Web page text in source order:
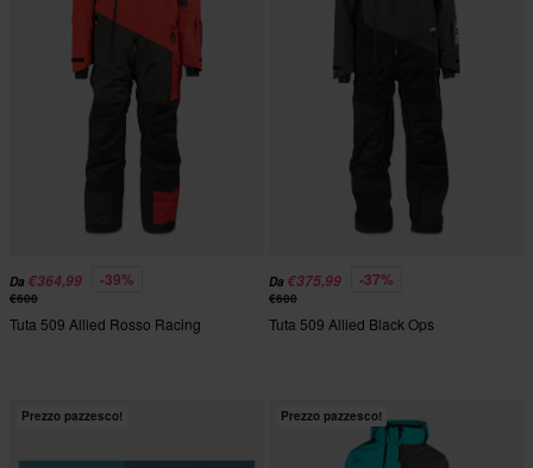
Da €364,99 -39%
€600
Tuta 509 Allied Rosso Racing
Da €375,99 -37%
€600
Tuta 509 Allied Black Ops
Prezzo pazzesco! Prezzo pazzesco!